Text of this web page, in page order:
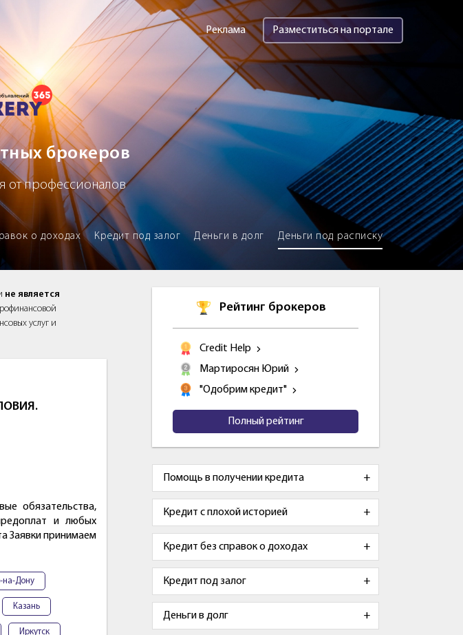
Реклама Разместиться на портале
брокеров
от профессионалов
о доходах Кредит под залог Деньги в долг Деньги под расписку
не является
услуг и
обязательства,
и любых
Заявки принимаем
на-Дону
Казань
Иркутск
Рейтинг брокеров
Credit Help
Мартиросян Юрий
"Одобрим кредит"
Полный рейтинг
Помощь в получении кредита
Кредит с плохой историей
Кредит без справок о доходах
Кредит под залог
Деньги в долг